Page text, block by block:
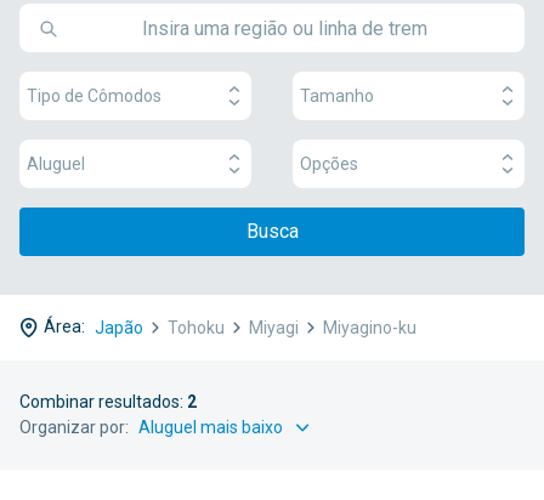
Tipo de Cômodos Tamanho
Aluguel Opções
Busca
Área: Japão Tohoku Miyagi Miyagino-ku
Combinar resultados: 2
Organizar por: